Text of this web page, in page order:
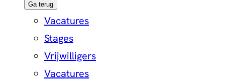
Ga terug
Vacatures
Stages
Vrijwilligers
Vacatures